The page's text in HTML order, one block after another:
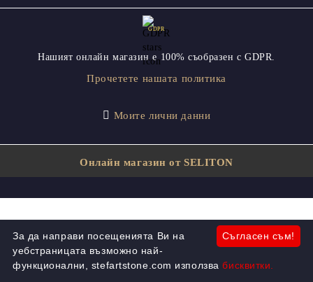
GDPR
Нашият онлайн магазин е 100% съобразен с GDPR.
Прочетете нашата политика
Моите лични данни
Онлайн магазин от SELITON
Съгласен съм!
За да направи посещенията Ви на
уебстраницата възможно най-
функционални, stefartstone.com използвабисквитки.